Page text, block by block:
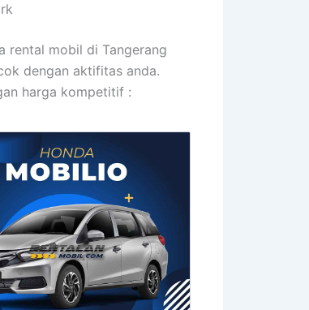
rental mobil di Tangerang
dengan aktifitas anda.
harga kompetitif :